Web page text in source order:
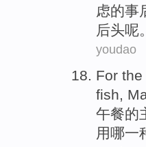
虑的事
后头呢
youdao
For the
fish,
午餐的
用哪一